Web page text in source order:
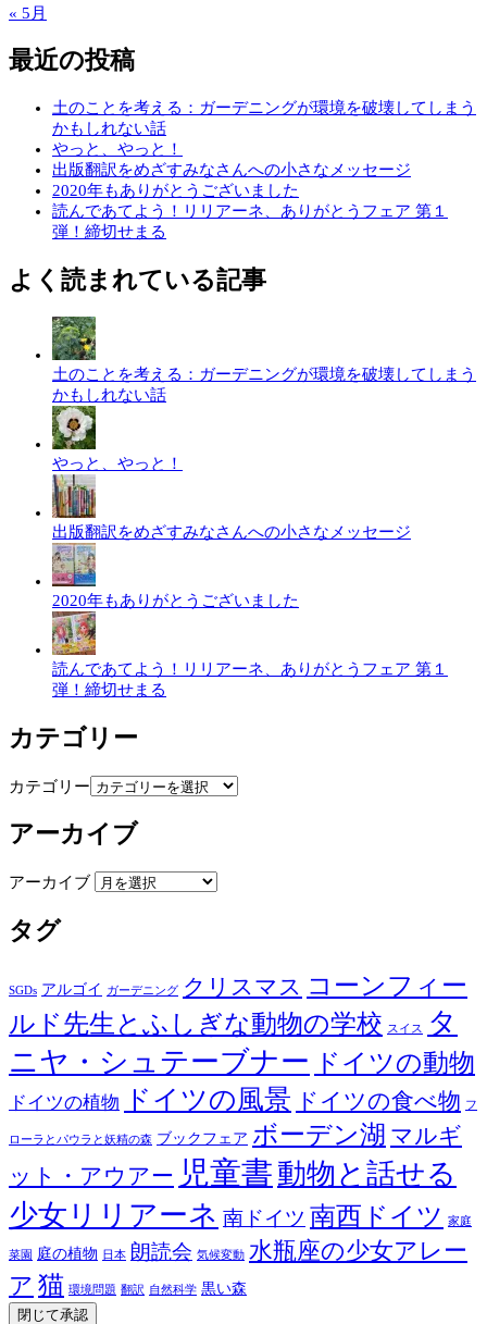
« 5月
最近の投稿
土のことを考える：ガーデニングが環境を破壊してしまう
かもしれない話
やっと、やっと！
出版翻訳をめざすみなさんへの小さなメッセージ
2020年もありがとうございました
読んであてよう！リリアーネ、ありがとうフェア 第１
弾！締切せまる
よく読まれている記事
土のことを考える：ガーデニングが環境を破壊してしまう
かもしれない話
やっと、やっと！
出版翻訳をめざすみなさんへの小さなメッセージ
2020年もありがとうございました
読んであてよう！リリアーネ、ありがとうフェア 第１
弾！締切せまる
カテゴリー
カテゴリー
アーカイブ
アーカイブ
タグ
SGDs アルゴイ ガーデニング クリスマス コーンフィー
ルド先生とふしぎな動物の学校 スイス
タ
ニヤ・シュテーブナー ドイツの動物
ドイツの植物 ドイツの風景 ドイツの食べ物 フ
ローラとパウラと妖精の森 ブックフェア ボーデン湖 マルギ
ット・アウアー 児童書 動物と話せる
少女リリアーネ 南ドイツ 南西ドイツ 家庭
菜園 庭の植物 日本 朗読会 気候変動 水瓶座の少女アレー
ア 猫 環境問題 翻訳 自然科学 黒い森